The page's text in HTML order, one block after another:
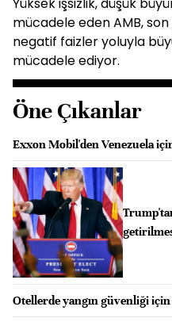
mücadele eden AMB, son
negatif faizler yoluyla
mücadele ediyor.
Öne Çıkanlar
Exxon Mobil'den Venezuela
Otellerde yangın güvenliği